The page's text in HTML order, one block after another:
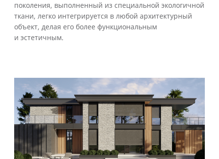
поколения, выполненный из специальной экологичной
ткани, легко интегрируется в любой архитектурный
объект, делая его более функциональным
и эстетичным.